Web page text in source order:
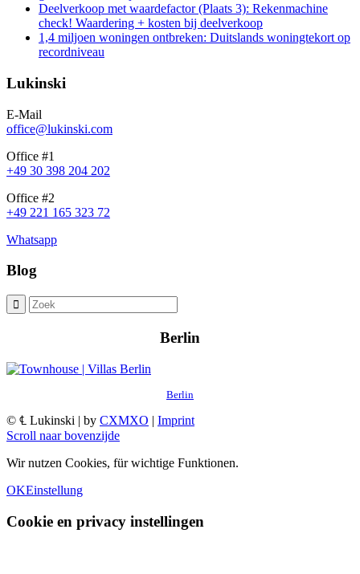
Deelverkoop met waardefactor (Plaats 3): Rekenmachine
check! Waardering + kosten bij deelverkoop
1,4 miljoen woningen ontbreken: Duitslands woningtekort op
recordniveau
Lukinski
E-Mail
office@lukinski.com
Office #1
+49 30 398 204 202
Office #2
+49 221 165 323 72
Whatsapp
Blog
Berlin
Berlin
© ℄ Lukinski | by CXMXO | Imprint
Scroll naar bovenzijde
Wir nutzen Cookies, für wichtige Funktionen.
OKEinstellung
Cookie en privacy instellingen